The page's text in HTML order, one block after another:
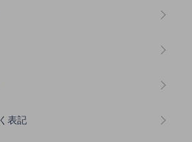
表記